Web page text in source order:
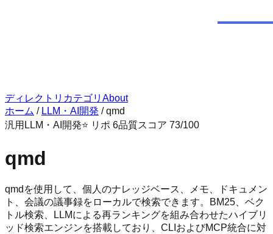
ディレクトリ カテゴリ About
ホーム / LLM・AI開発 /qmd
汎用 LLM・AI開発⭐ リポ 6品質スコア 73/100
qmd
qmdを使用して、個人のナレッジベース、メモ、ドキュメン
ト、会議の議事録をローカルで検索できます。BM25、ベク
トル検索、LLMによる再ランキングを組み合わせたハイブリ
ッド検索エンジンを搭載しており、CLIおよびMCP統合に対